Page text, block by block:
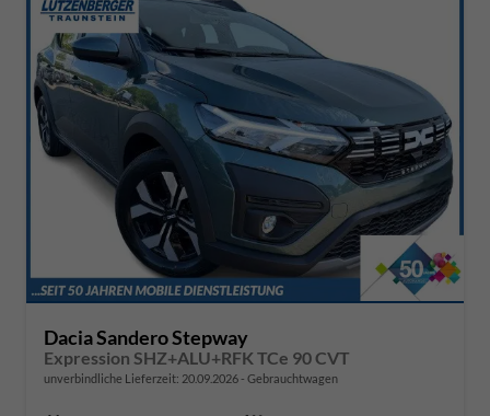
Dacia Sandero Stepway
Expression SHZ+ALU+RFK TCe 90 CVT
unverbindliche Lieferzeit: 20.09.2026 Gebrauchtwagen